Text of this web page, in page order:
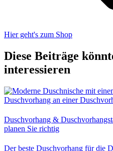
Hier geht's zum Shop
Diese Beiträge
interessieren
Duschvorhang &
planen Sie richtig
Der beste Duschvorhang für die